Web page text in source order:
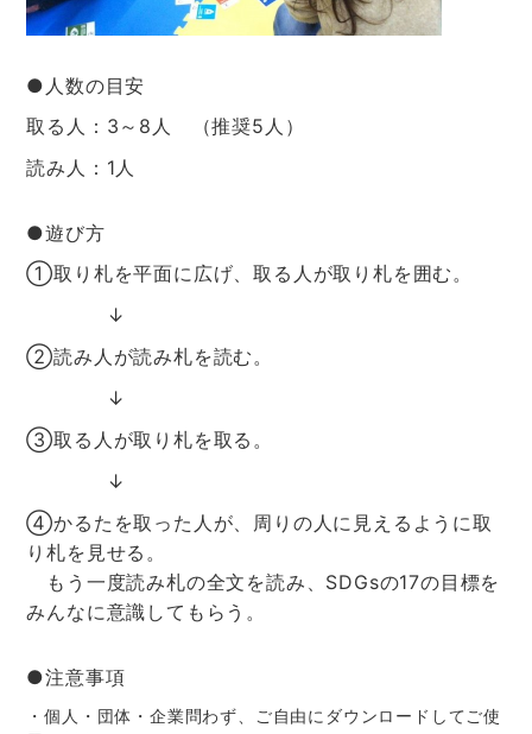
●人数の目安
取る人：3～8人 （推奨5人）
読み人：1人
●遊び方
①取り札を平面に広げ、取る人が取り札を囲む。
↓
②読み人が読み札を読む。
↓
③取る人が取り札を取る。
↓
④かるたを取った人が、周りの人に見えるように取
り札を見せる。
もう一度読み札の全文を読み、SDGsの17の目標を
みんなに意識してもらう。
●注意事項
・個人・団体・企業問わず、ご自由にダウンロードしてご使